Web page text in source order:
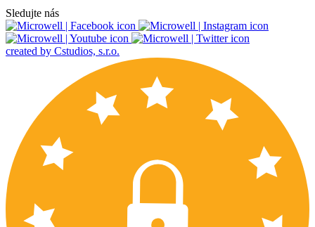
Sledujte nás
created by Cstudios, s.r.o.